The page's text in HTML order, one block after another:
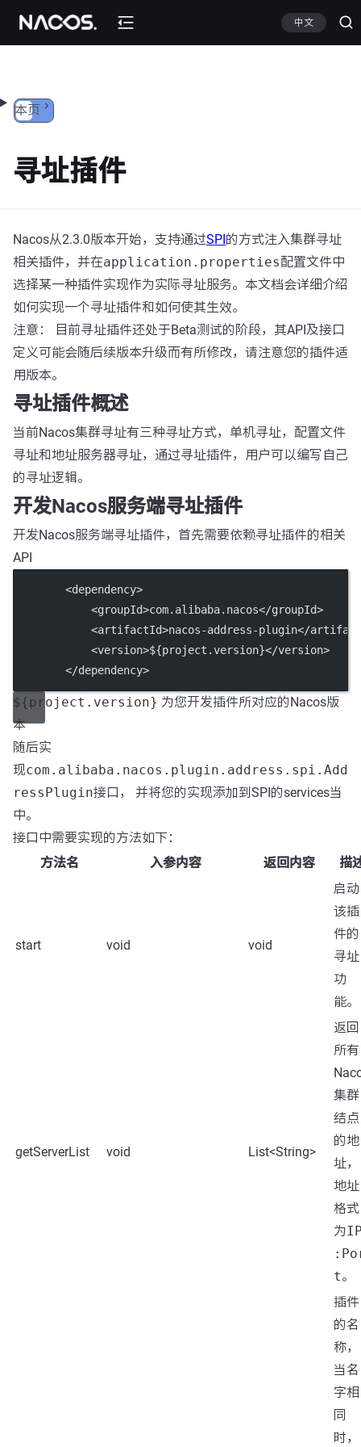
跳转到内容 中文
本页
寻址插件
Nacos从2.3.0版本开始，支持通过SPI的方式注入集群寻址
相关插件，并在application.properties配置文件中
选择某一种插件实现作为实际寻址服务。本文档会详细介绍
如何实现一个寻址插件和如何使其生效。
注意： 目前寻址插件还处于Beta测试的阶段，其API及接口
定义可能会随后续版本升级而有所修改，请注意您的插件适
用版本。
寻址插件概述
当前Nacos集群寻址有三种寻址方式，单机寻址，配置文件
寻址和地址服务器寻址，通过寻址插件，用户可以编写自己
的寻址逻辑。
开发Nacos服务端寻址插件
开发Nacos服务端寻址插件，首先需要依赖寻址插件的相关
API
        <
dependency>
            <
groupId>com.alibaba.nacos</groupId>
            <
artifactId>nacos-address-plugin</
            <
version>${project.version}</version>
        </
dependency>
${project.version} 为您开发插件所对应的Nacos版
本
随后实
现com.alibaba.nacos.plugin.address.spi.Add
ressPlugin接口， 并将您的实现添加到SPI的services当
中。
接口中需要实现的方法如下：
方法名
入参内容 返回内容 描
start void void
启动
该插
件的
寻址
功
能。
getServerList void List<String>
返回
所有
集群
结点
的地
址，
地址
格式
为
t。
插件
的名
称，
当名
字相
同
时，